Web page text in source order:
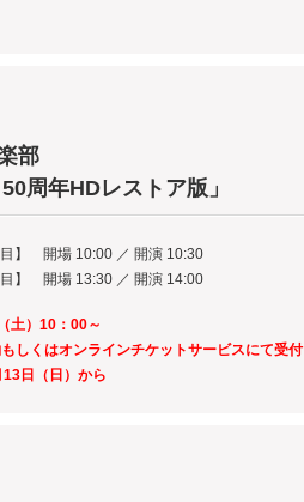
部
周年HDレストア版」
目】 開場 10:00 ／ 開演 10:30
目】 開場 13:30 ／ 開演 14:00
土）10：00～
しくはオンラインチケットサービスにて受付
日（日）から